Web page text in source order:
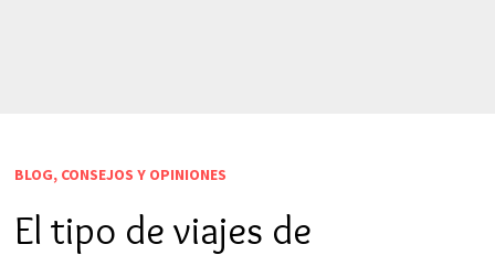
BLOG, CONSEJOS Y OPINIONES
El tipo de viajes de